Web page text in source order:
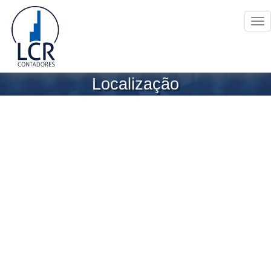
Localização